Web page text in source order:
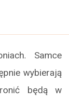
Samce
wybierają
będą w